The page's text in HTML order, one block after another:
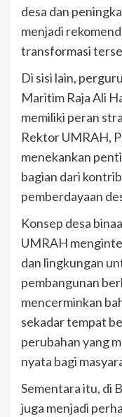
desa dan
menjadi
transformasi
Di sisi lain,
Maritim Raja Ali
memiliki peran
Rektor UMRAH,
menekankan
bagian dari
pemberdayaan
Konsep desa
UMRAH
dan lingkungan
pembangunan
mencerminkan
sekadar tempat
perubahan yang
nyata bagi
Sementara itu, di
juga menjadi